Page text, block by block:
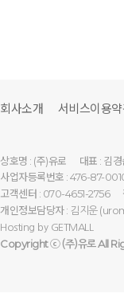
회사소개 서비스이용
상호명 : (주)유로 대표 : 김
사업자등록번호 : 476-87-
고객센터 : 070-4651-2756
개인정보담당자 : 김지운
Hosting by GETMALL
Copyright ⓒ(주)유로All